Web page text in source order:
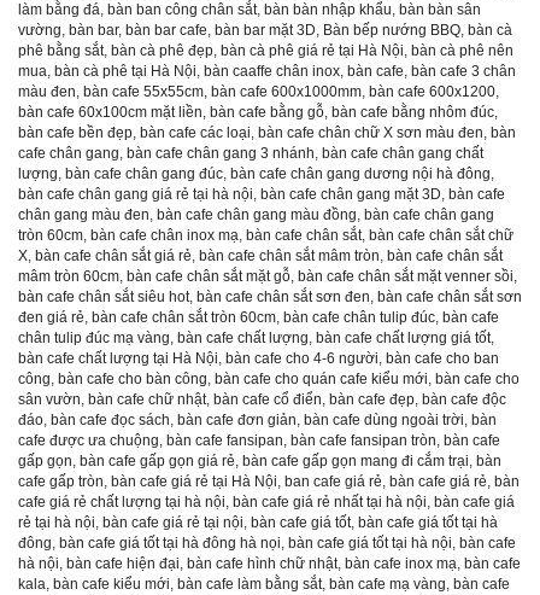
làm bằng đá, bàn ban công chân sắt, bàn bàn nhập khẩu, bàn bàn sân
vường, bàn bar, bàn bar cafe, bàn bar mặt 3D, Bàn bếp nướng BBQ, bàn cà
phê bằng sắt, bàn cà phê đẹp, bàn cà phê giá rẻ tại Hà Nội, bàn cà phê nên
mua, bàn cà phê tại Hà Nội, bàn caaffe chân inox, bàn cafe, bàn cafe 3 chân
màu đen, bàn cafe 55x55cm, bàn cafe 600x1000mm, bàn cafe 600x1200,
bàn cafe 60x100cm mặt liền, bàn cafe bằng gỗ, bàn cafe bằng nhôm đúc,
bàn cafe bền đẹp, bàn cafe các loại, bàn cafe chân chữ X sơn màu đen, bàn
cafe chân gang, bàn cafe chân gang 3 nhánh, bàn cafe chân gang chất
lượng, bàn cafe chân gang đúc, bàn cafe chân gang dương nội hà đông,
bàn cafe chân gang giá rẻ tại hà nội, bàn cafe chân gang mặt 3D, bàn cafe
chân gang màu đen, bàn cafe chân gang màu đồng, bàn cafe chân gang
tròn 60cm, bàn cafe chân inox mạ, bàn cafe chân sắt, bàn cafe chân sắt chữ
X, bàn cafe chân sắt giá rẻ, bàn cafe chân sắt mâm tròn, bàn cafe chân sắt
mâm tròn 60cm, bàn cafe chân sắt mặt gỗ, bàn cafe chân sắt mặt venner sồi,
bàn cafe chân sắt siêu hot, bàn cafe chân sắt sơn đen, bàn cafe chân sắt sơn
đen giá rẻ, bàn cafe chân sắt tròn 60cm, bàn cafe chân tulip đúc, bàn cafe
chân tulip đúc mạ vàng, bàn cafe chất lượng, bàn cafe chất lượng giá tốt,
bàn cafe chất lượng tại Hà Nội, bàn cafe cho 4-6 người, bàn cafe cho ban
công, bàn cafe cho bàn công, bàn cafe cho quán cafe kiểu mới, bàn cafe cho
sân vườn, bàn cafe chữ nhật, bàn cafe cổ điển, bàn cafe đẹp, bàn cafe độc
đáo, bàn cafe đọc sách, bàn cafe đơn giản, bàn cafe dùng ngoài trời, bàn
cafe được ưa chuộng, bàn cafe fansipan, bàn cafe fansipan tròn, bàn cafe
gấp gọn, bàn cafe gấp gọn giá rẻ, bàn cafe gấp gọn mang đi cắm trại, bàn
cafe gấp tròn, bàn cafe giá rẻ tại Hà Nội, ban cafe giá rẻ, bàn cafe giá rẻ, bàn
cafe giá rẻ chất lượng tại hà nội, bàn cafe giá rẻ nhất tại hà nội, bàn cafe giá
rẻ tại hà nội, bàn cafe giá rẻ tại nội, bàn cafe giá tốt, bàn cafe giá tốt tại hà
đông, bàn cafe giá tốt tại hà đông hà nọi, bàn cafe giá tốt tại hà nội, bàn cafe
hà nội, bàn cafe hiện đại, bàn cafe hình chữ nhật, bàn cafe inox mạ, bàn cafe
kala, bàn cafe kiểu mới, bàn cafe làm bằng sắt, bàn cafe mạ vàng, bàn cafe